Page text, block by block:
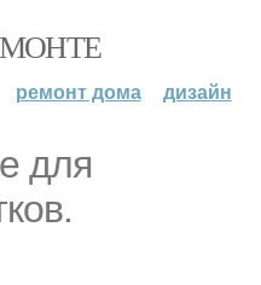
ремонт дома дизайн
для